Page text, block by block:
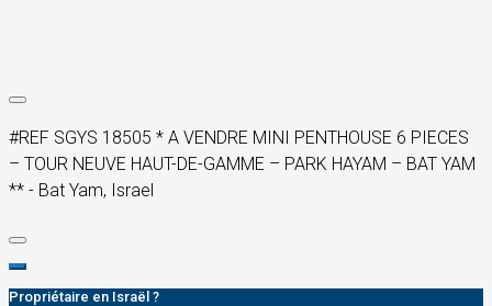
#REF SGYS 18505 * A VENDRE MINI PENTHOUSE 6 PIECES
– TOUR NEUVE HAUT-DE-GAMME – PARK HAYAM – BAT YAM
** - Bat Yam, Israel
Propriétaire en Israël ?